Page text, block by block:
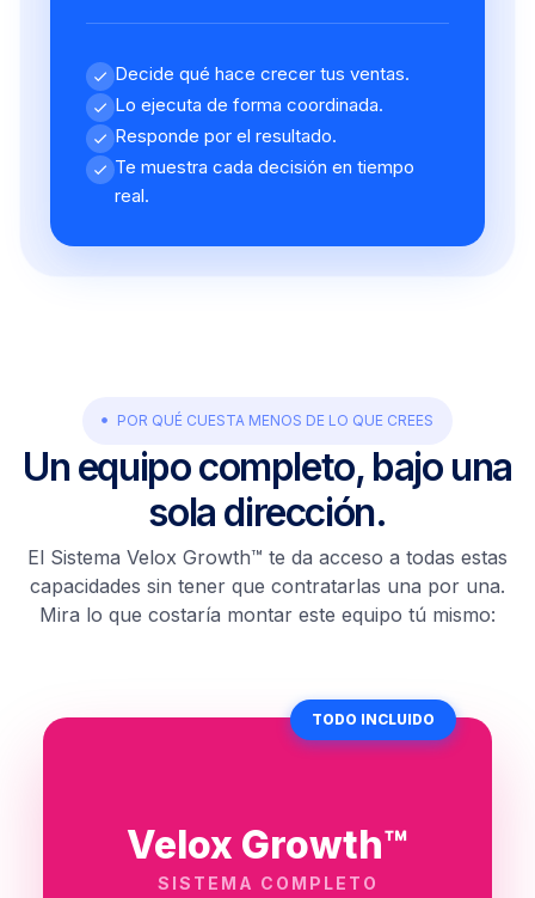
Decide qué hace crecer tus ventas.
Lo ejecuta de forma coordinada.
Responde por el resultado.
Te muestra cada decisión en tiempo
real.
POR QUÉ CUESTA MENOS DE LO QUE CREES
Un equipo completo, bajo una
sola dirección.
El Sistema Velox Growth™ te da acceso a todas estas
capacidades sin tener que contratarlas una por una.
Mira lo que costaría montar este equipo tú mismo:
TODO INCLUIDO
Velox Growth™
SISTEMA COMPLETO